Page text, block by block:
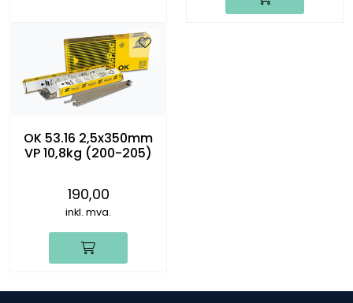
OK 53.16 2,5x350mm
VP 10,8kg (200-205)
190,00
inkl. mva.